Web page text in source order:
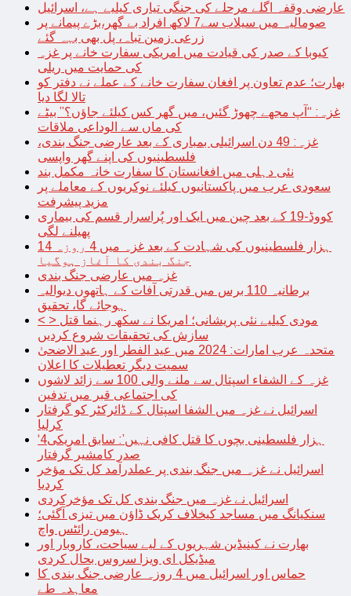
عارضی وقفہ اگلے مرحلے کی جنگی تیاری کیلیے ہے، اسرائیل
صومالیہ میں سیلاب سے7 لاکھ افراد بے گھر،بڑے پیمانے پر
زرعی زمین تباہ، پل بھی بہہ گئے
کیوبا کے صدر کی قیادت میں امریکی سفارت خانے پر غزہ
کی حمایت میں ریلی
بھارت؛ عدم تعاون پر افغان سفارت خانے کے عملے نے دفتر کو
تالا لگا دیا
غزہ: “آپ مجھے چھوڑ گئیں، میں گھر کس کیلئے جاؤں؟” بیٹے
کی ماں سے الوداعی ملاقات
غزہ: 49 دن اسرائیلی بمباری کے بعد عارضی جنگ بندی،
فلسطینیوں کی اپنے گھر واپسی
نئی دہلی میں افغانستان کا سفارت خانہ مکمل بند
سعودی عرب میں پاکستانیوں کیلئے نوکریوں کے معاملے پر
مزید پیشرفت
کووڈ-19 کے بعد چین میں ایک اور پُراسرار قسم کی بیماری
پھیلنے لگی
14 ہزار فلسطینیوں کی شہادت کے بعد غزہ میں 4 روزہ
جنگ بندی کا آغاز ہوگیا
غزہ میں عارضی جنگ بندی
برطانیہ 110 برس میں قدرتی آفات کے ہاتھوں دیوالیہ
ہوجائے گا، تحقیق
< > مودی کیلیے نئی پریشانی؛ امریکا نے سکھ رہنما قتل
سازش کی تحقیقات شروع کردیں
متحدہ عرب امارات: 2024 میں عید الفطر اور عید الاضحیٰ
سمیت دیگر تعطیلات کا اعلان
غزہ کے الشفاء اسپتال سے ملنے والی 100 سے زائد لاشوں
کی اجتماعی قبر میں تدفین
اسرائیل نے غزہ میں الشفا اسپتال کے ڈائرکٹر کو گرفتار
کرلیا
‘4ہزار فلسطینی بچوں کا قتل کافی نہیں’: سابق امریکی
صدر کامشیر گرفتار
اسرائیل نے غزہ میں جنگ بندی پر عملدرآمد کل تک مؤخر
کردیا
اسرائیل نے غزہ میں جنگ بندی کل تک مؤخرکردی
سنکیانگ میں مساجد کیخلاف کریک ڈاؤن میں تیزی آگئی؛
ہیومن رائٹس واچ
بھارت نے کینیڈین شہریوں کے لیے سیاحت، کاروبار اور
میڈیکل ای ویزا سروس بحال کردی
حماس اور اسرائیل میں 4 روزہ عارضی جنگ بندی کا
معاہدہ طے